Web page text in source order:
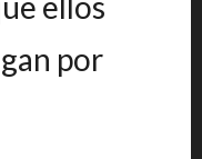
por